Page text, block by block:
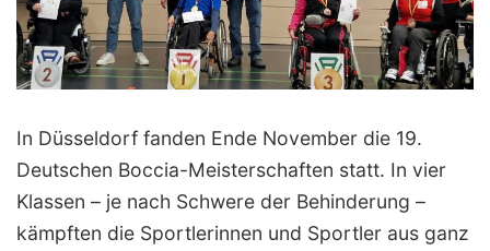
In Düsseldorf fanden Ende November die 19.
Deutschen Boccia-Meisterschaften statt. In vier
Klassen – je nach Schwere der Behinderung –
kämpften die Sportlerinnen und Sportler aus ganz